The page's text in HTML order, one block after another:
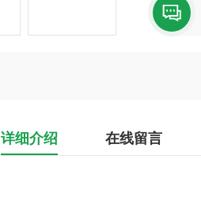
详细介绍 在线留言